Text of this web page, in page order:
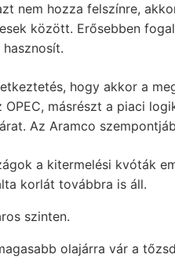
nem hozza felszínre,
között. Erősebben
hasznosít.
hogy akkor a
másrészt a piaci
Az Aramco
a kitermelési kvóták
korlát továbbra is áll.
szinten.
olajárra vár a